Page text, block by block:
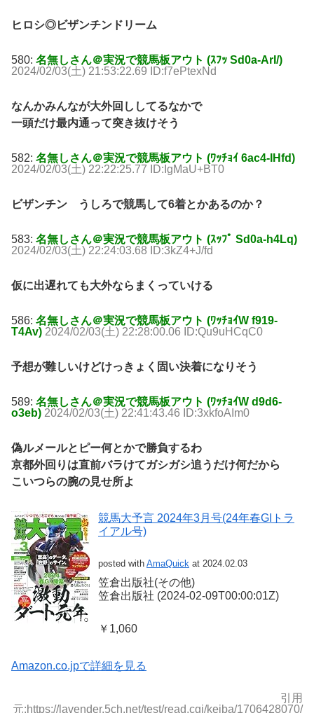
ヒロシ◎ビザンチンドリーム
580: 名無しさん＠実況で競馬板アウト (ｽﾌｯ Sd0a-ArI/)
2024/02/03(土) 21:53:22.69 ID:f7ePtexNd
なんかみんなが大外回ししてるなかで
一頭だけ最内通って突き抜けそう
582: 名無しさん＠実況で競馬板アウト (ﾜｯﾁｮｲ 6ac4-IHfd)
2024/02/03(土) 22:22:25.77 ID:IgMaU+BT0
ビザンチン うしろで競馬して6着とかあるのか？
583: 名無しさん＠実況で競馬板アウト (ｽｯﾌﾟ Sd0a-h4Lq)
2024/02/03(土) 22:24:03.68 ID:3kZ4+J/fd
仮に出遅れても大外ならまくっていける
586: 名無しさん＠実況で競馬板アウト (ﾜｯﾁｮｲW f919-
T4Av) 2024/02/03(土) 22:28:00.06 ID:Qu9uHCqC0
予想が難しいけどけっきょく固い決着になりそう
589: 名無しさん＠実況で競馬板アウト (ﾜｯﾁｮｲW d9d6-
o3eb) 2024/02/03(土) 22:41:43.46 ID:3xkfoAIm0
偽ルメールとピー何とかで勝負するわ
京都外回りは直前バラけてガシガシ追うだけ何だから
こいつらの腕の見せ所よ
競馬大予言 2024年3月号(24年春GIトラ
イアル号)
posted with AmaQuick at 2024.02.03
笠倉出版社(その他)
笠倉出版社 (2024-02-09T00:00:01Z)
￥1,060
Amazon.co.jpで詳細を見る
引用
元:https://lavender.5ch.net/test/read.cgi/keiba/1706428070/